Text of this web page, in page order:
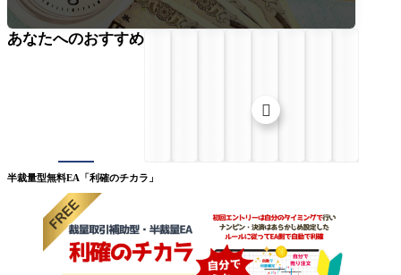
半裁量型無料EA「利確のチカラ」
あなたへのおすすめ
